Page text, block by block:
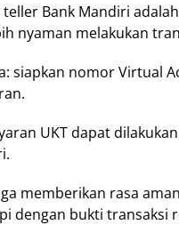
teller Bank Mandiri
nyaman melakukan
siapkan nomor Virtual
UKT dapat
memberikan rasa
dengan bukti transaksi